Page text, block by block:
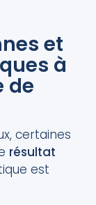
et
à
de
certaines
résultat
est